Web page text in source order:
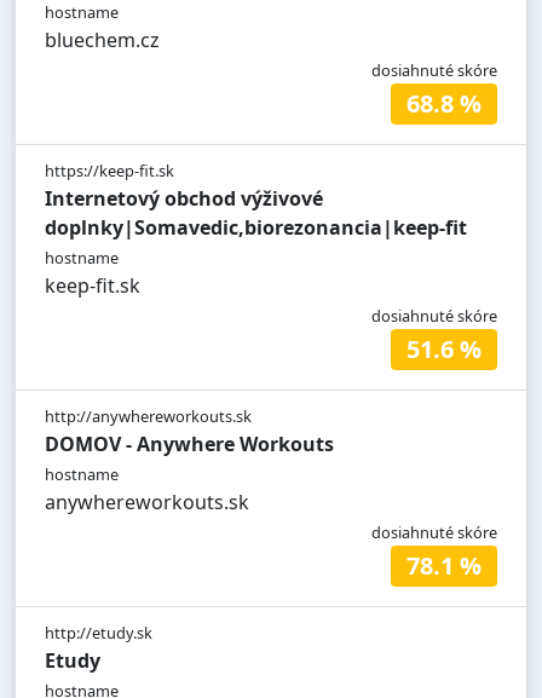
hostname
bluechem.cz
dosiahnuté skóre
68.8 %
https://keep-fit.sk
Internetový obchod výživové
doplnky|Somavedic,biorezonancia|keep-fit
hostname
keep-fit.sk
dosiahnuté skóre
51.6 %
http://anywhereworkouts.sk
DOMOV - Anywhere Workouts
hostname
anywhereworkouts.sk
dosiahnuté skóre
78.1 %
http://etudy.sk
Etudy
hostname